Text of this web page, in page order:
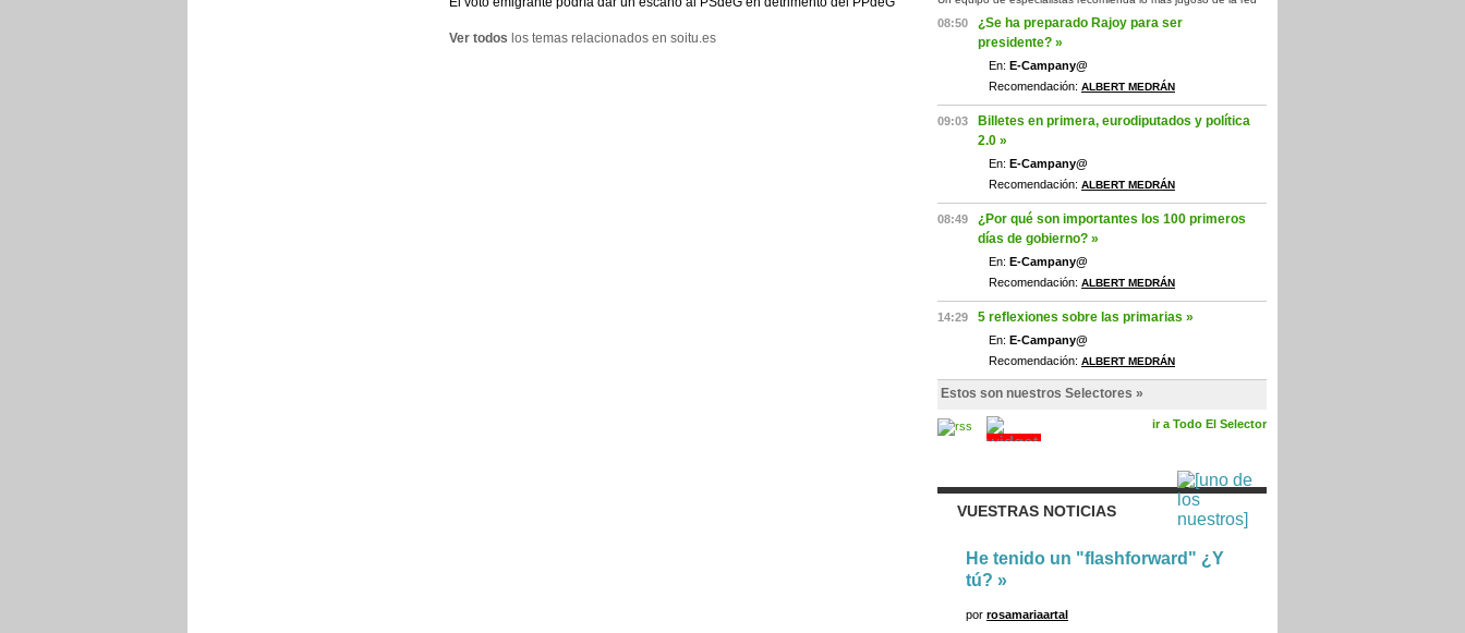
Ver todos los temas relacionados en soitu.es
08:50
¿Se ha preparado Rajoy para ser
presidente? »
En: E-Campany@
Recomendación: ALBERT MEDRÁN
09:03
Billetes en primera, eurodiputados y política
2.0 »
En: E-Campany@
Recomendación: ALBERT MEDRÁN
08:49
¿Por qué son importantes los 100 primeros
días de gobierno? »
En: E-Campany@
Recomendación: ALBERT MEDRÁN
14:29 5 reflexiones sobre las primarias »
En: E-Campany@
Recomendación: ALBERT MEDRÁN
Estos son nuestros Selectores »
ir a Todo El Selector
VUESTRAS NOTICIAS
He tenido un "flashforward" ¿Y
tú? »
por rosamariaartal